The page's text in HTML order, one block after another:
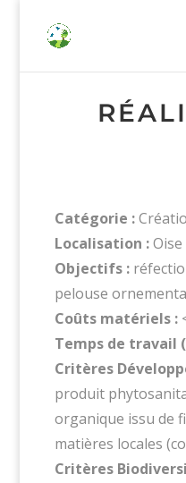
Catégorie :
Localisation :Oise
Objectifs :
pelouse
Coûts matériels :
Temps de travail
Critères
produit
organique issu de
matières locales
Critères